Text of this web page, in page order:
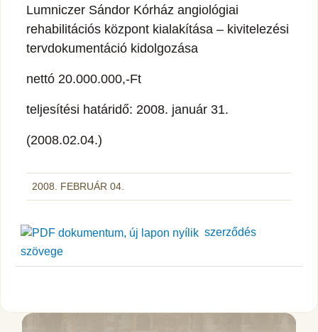
Lumniczer Sándor Kórház angiológiai
rehabilitációs központ kialakítása – kivitelezési
tervdokumentáció kidolgozása
nettó 20.000.000,-Ft
teljesítési határidő: 2008. január 31.
(2008.02.04.)
2008. FEBRUÁR 04.
szerződés
szövege